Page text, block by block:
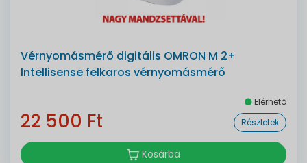
Vérnyomásmérő digitális OMRON M 2+
Intellisense felkaros vérnyomásmérő
Elérhető
22 500 Ft Részletek
Kosárba